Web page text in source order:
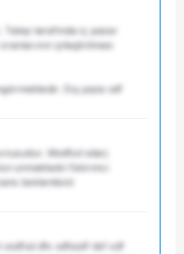
tarafında iç pazar
iyileştirilmesi
Dış paza sdf
Msdfsd sdarj
beklentisini
dfs sdfssdf dsf sdf